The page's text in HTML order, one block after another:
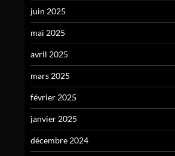
juin 2025
mai 2025
avril 2025
mars 2025
février 2025
janvier 2025
décembre 2024